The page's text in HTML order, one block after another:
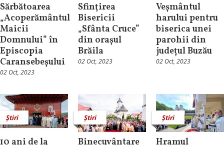
Sărbătoarea
„Acoperământul
Maicii
Domnului” în
Episcopia
Caransebeșului
02 Oct, 2023
Sfinţirea
Bisericii
„Sfânta Cruce”
din orașul
Brăila
02 Oct, 2023
Veșmântul
harului pentru
biserica unei
parohii din
județul Buzău
02 Oct, 2023
Știri
10 ani de la
Știri
Binecuvântare
Știri
Hramul